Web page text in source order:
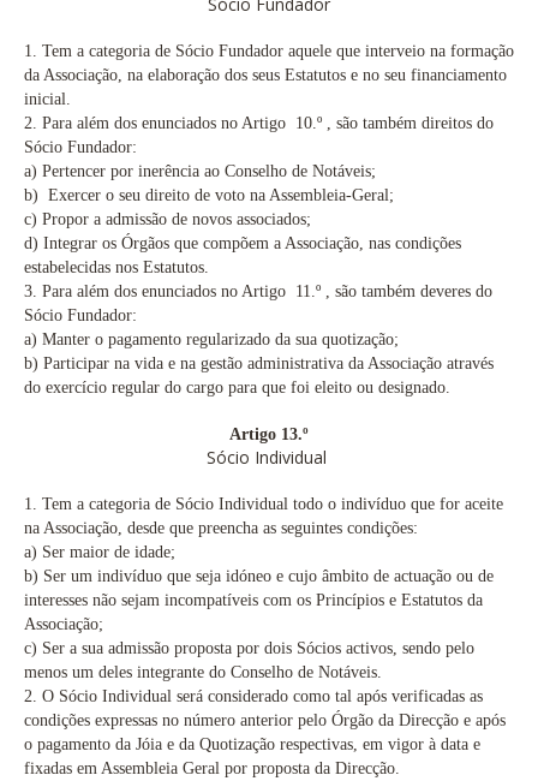
1.
Tem a categoria de Sócio Fundador aquele que interveio na formação
da Associação, na elaboração dos seus Estatutos e no seu financiamento
inicial.
2. Para além dos enunciados no Artigo 10.º
, são também direitos do
Sócio Fundador:
a) Pertencer por inerência ao Conselho de Notáveis;
b) Exercer o seu direito de voto na Assembleia-Geral;
c) Propor a admissão de novos associados;
d) Integrar os Órgãos que compõem a Associação, nas condições
estabelecidas nos Estatutos.
3. Para além dos enunciados no Artigo 11.º
, são também deveres do
Sócio Fundador:
a) Manter o pagamento regularizado da sua quotização;
b) Participar na vida e na gestão administrativa da Associação através
do exercício regular do cargo para que foi eleito ou designado.
Artigo 13.º
Sócio Individual
1.
Tem a categoria de Sócio Individual todo o indivíduo que for aceite
na Associação, desde que preencha as seguintes condições:
a) Ser maior de idade;
b) Ser um indivíduo que seja idóneo e cujo âmbito de actuação ou de
interesses não sejam incompatíveis com os Princípios e Estatutos da
Associação;
c) Ser a sua admissão proposta por dois Sócios activos, sendo pelo
menos um deles integrante do Conselho de Notáveis.
2. O Sócio Individual será considerado como tal após verificadas as
condições expressas no número anterior pelo Órgão da Direcção e após
o pagamento da Jóia e da Quotização respectivas, em vigor à data e
fixadas em Assembleia Geral por proposta da Direcção.